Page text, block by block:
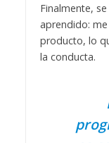
Finalmente,
aprendido:
producto, lo
la conducta.